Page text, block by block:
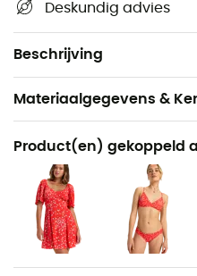
Deskundig advies
Beschrijving
uniek en kan het
85% gerecycled
Materiaalgegevens &
Aanbevolen voor
Watersport
Voor
Dames
Gewicht
Product(en) gekoppeld